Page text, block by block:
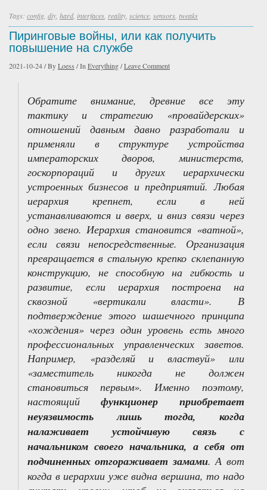
Tags: config, diy, hard, interfaces, reality, science, sensors, tweaks
Пиринговые войны, или как получить
повышение на службе
2021-10-24/ByLoess /InEverything/Leave Comment
Обратите внимание, древние все эту
тактику и стратегию «провайдерских»
отношений давным давно разработали и
применяли в структуре устройства
императорских дворов, министерств,
госкорпораций и других иерархически
устроенных бизнесов и предприятий. Любая
иерархия крепнет, если в ней
устанавливаются и вверх, и вниз связи через
одно звено. Иерархия становится «ватной»,
если связи непосредственные. Организация
превращается в стальную крепко склепанную
конструкцию, не способную на гибкость и
развитие, если иерархия построена на
сквозной «вертикали власти». В
подтверждение этого шашечного принципа
«хождения» через один уровень есть много
профессиональных управленческих заветов.
Например, «разделяй и властвуй» или
«заместитель никогда не должен
становиться первым». Именно поэтому,
настоящийфункционер приобретает
неуязвимость лишь тогда, когда
налаживает устойчивую связь с
начальником своего начальника, а себя от
подчиненных отгораживает замами. А вот
когда в иерархии уже видна вершина, то надо